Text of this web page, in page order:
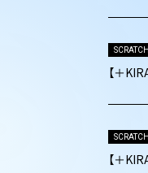
SCRATCH
【＋
SCRATCH
【＋